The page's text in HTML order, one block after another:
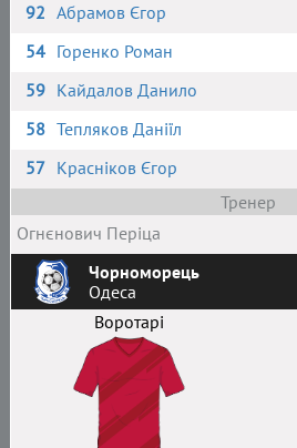
92 Абрамов Єгор
54 Горенко Роман
59 Кайдалов Данило
58 Тепляков Даніїл
57 Красніков Єгор
Тренер
Огнєнович Періца
Чорноморець
Одеса
Воротарі